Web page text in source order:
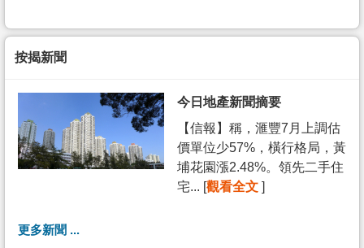
按揭新聞
今日地產新聞摘要
【信報】稱，滙豐7月上調估
價單位少57%，橫行格局，黃
埔花園漲2.48%。領先二手住
宅... [觀看全文 ]
更多新聞 ...